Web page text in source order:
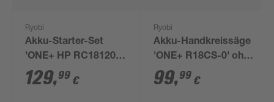
Ryobi
Akku-Starter-Set
'ONE+ HP RC18120-
150X' 18 V 5,0 Ah mit
Akku und Ladegerät
129,99 €
Ryobi
Akku-Handkreissäge
'ONE+ R18CS-0' ohne
Akku, Ø 165 mm
99,99 €